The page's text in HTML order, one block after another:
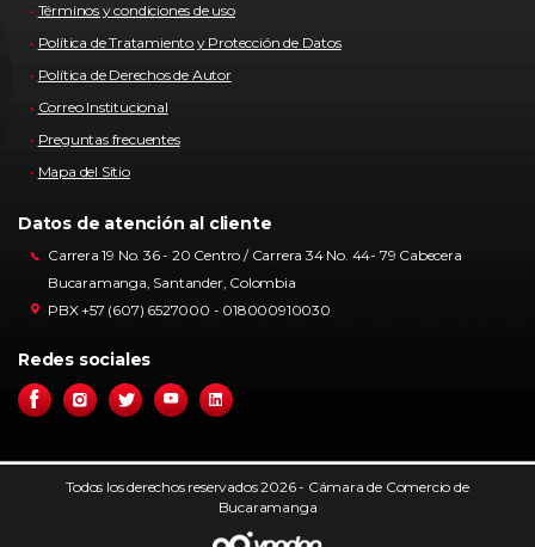
Términos y condiciones de uso
Política de Tratamiento y Protección de Datos
Política de Derechos de Autor
Correo Institucional
Preguntas frecuentes
Mapa del Sitio
Datos de atención al cliente
Carrera 19 No. 36 - 20 Centro / Carrera 34 No. 44- 79 Cabecera
Bucaramanga, Santander, Colombia
PBX +57 (607) 6527000 - 018000910030
Redes sociales
Todos los derechos reservados 2026 - Cámara de Comercio de
Bucaramanga